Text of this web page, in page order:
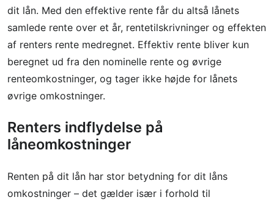
dit lån. Med den effektive rente får du altså lånets
samlede rente over et år, rentetilskrivninger og effekten
af renters rente medregnet. Effektiv rente bliver kun
beregnet ud fra den nominelle rente og øvrige
renteomkostninger, og tager ikke højde for lånets
øvrige omkostninger.
Renters indflydelse på
låneomkostninger
Renten på dit lån har stor betydning for dit låns
omkostninger – det gælder især i forhold til